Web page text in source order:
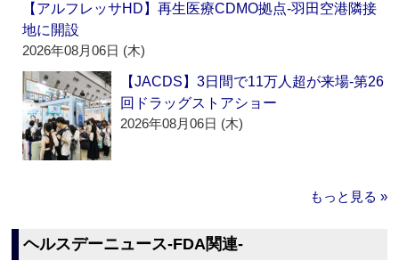
【アルフレッサHD】再生医療CDMO拠点‐羽田空港隣接
地に開設
2026年08月06日 (木)
【JACDS】3日間で11万人超が来場‐第26
回ドラッグストアショー
2026年08月06日 (木)
もっと見る »
ヘルスデーニュース‐FDA関連‐